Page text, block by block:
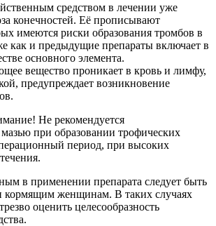
средством в лечении уже
конечностей. Её прописывают
имеются риски образования тромбов в
как и предыдущие препараты включает в
основного элемента.
вещество проникает в кровь и лимфу,
предупреждает возникновение
Не рекомендуется
мазью при образовании трофических
период, при высоких
в применении препарата следует быть
кормящим женщинам. В таких случаях
оценить целесообразность